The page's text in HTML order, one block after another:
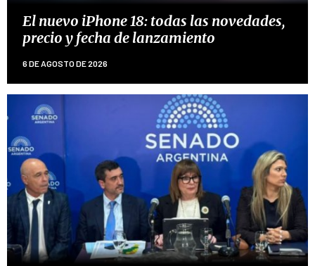
El nuevo iPhone 18: todas las novedades,
precio y fecha de lanzamiento
6 DE AGOSTO DE 2026